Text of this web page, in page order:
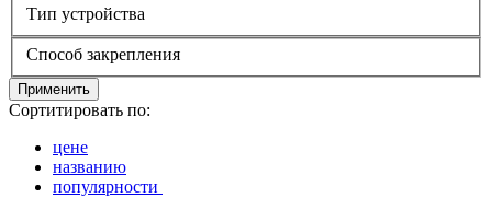
Тип устройства
Способ закрепления
Применить
Сортитировать по:
цене
названию
популярности